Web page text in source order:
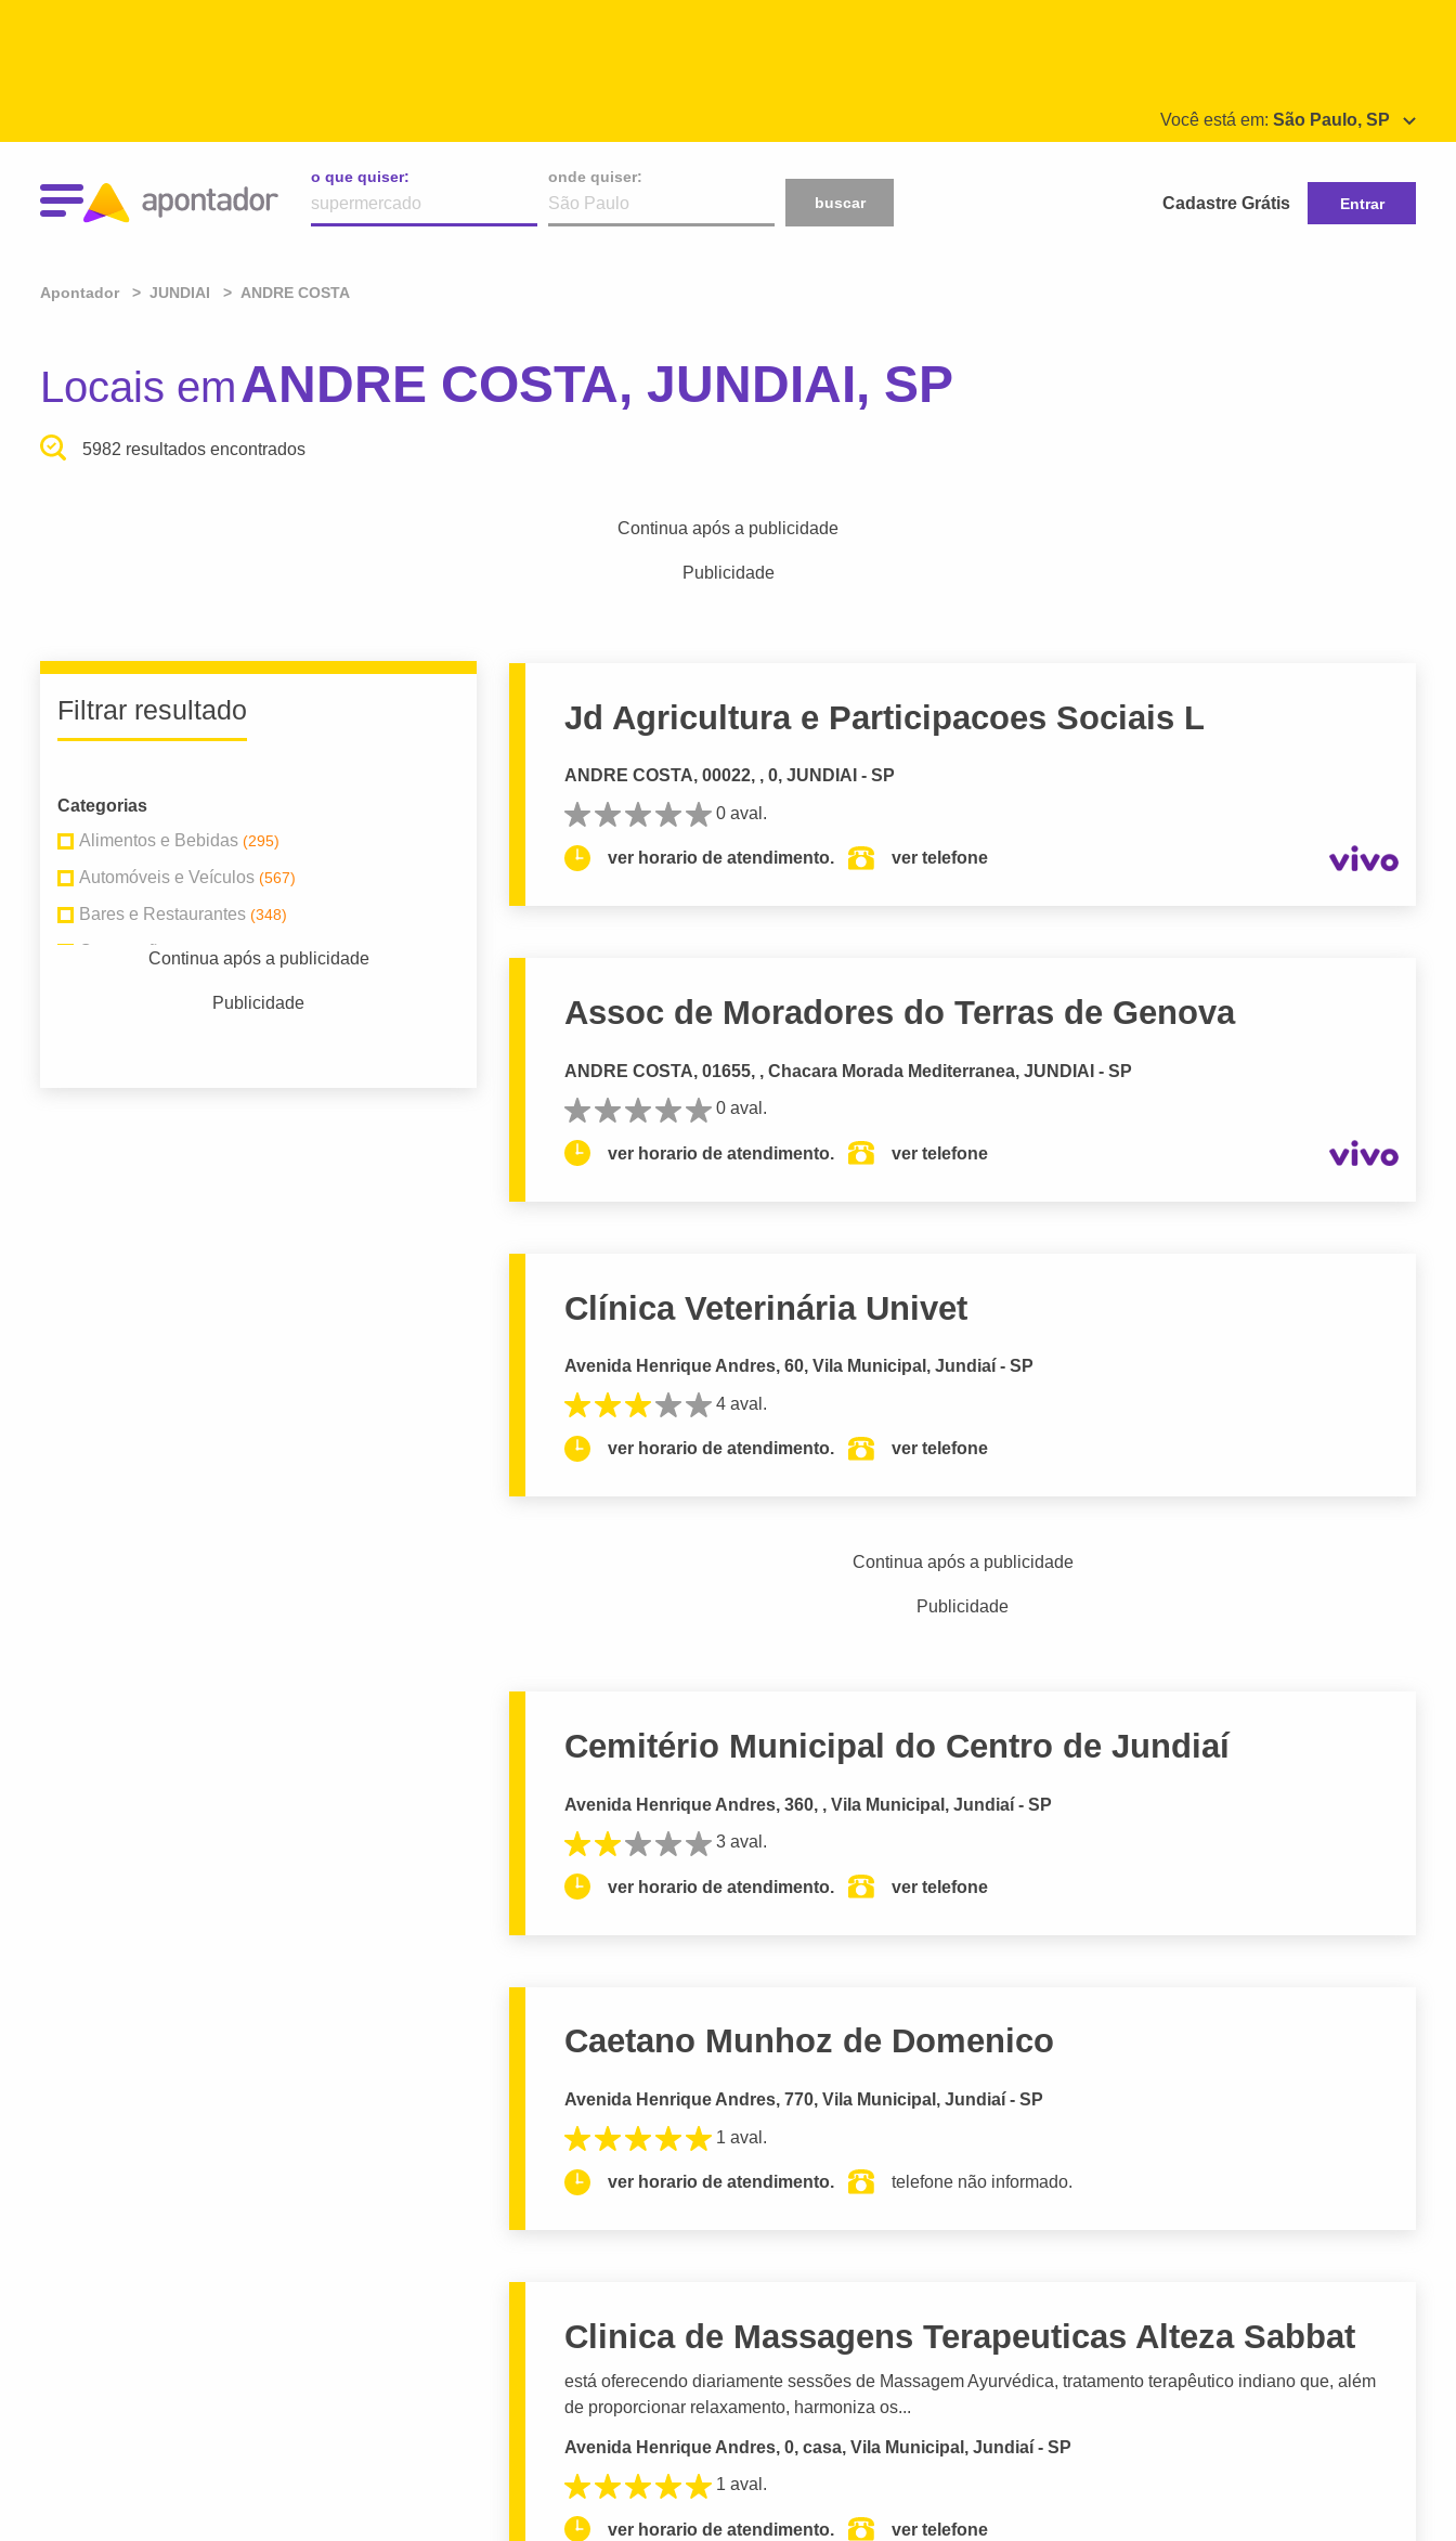
Você está em: São Paulo, SP
o que quiser:
onde quiser:
buscar
Cadastre Grátis Entrar
Apontador JUNDIAI ANDRE COSTA
Locais emANDRE COSTA, JUNDIAI, SP
5982 resultados encontrados
Continua após a publicidade
Publicidade
Filtrar resultado
Categorias
Alimentos e Bebidas (295)
Automóveis e Veículos (567)
Bares e Restaurantes (348)
Construção(387)
Continua após a publicidade
Publicidade
Jd Agricultura e Participacoes Sociais L
ANDRE COSTA, 00022, , 0, JUNDIAI - SP
0 aval.
ver horario de atendimento. ver telefone
Assoc de Moradores do Terras de Genova
ANDRE COSTA, 01655, , Chacara Morada Mediterranea, JUNDIAI - SP
0 aval.
ver horario de atendimento. ver telefone
Clínica Veterinária Univet
Avenida Henrique Andres, 60, Vila Municipal, Jundiaí - SP
4 aval.
ver horario de atendimento. ver telefone
Continua após a publicidade
Publicidade
Cemitério Municipal do Centro de Jundiaí
Avenida Henrique Andres, 360, , Vila Municipal, Jundiaí - SP
3 aval.
ver horario de atendimento. ver telefone
Caetano Munhoz de Domenico
Avenida Henrique Andres, 770, Vila Municipal, Jundiaí - SP
1 aval.
ver horario de atendimento. telefone não informado.
Clinica de Massagens Terapeuticas Alteza Sabbat
está oferecendo diariamente sessões de Massagem Ayurvédica, tratamento terapêutico indiano que, além
de proporcionar relaxamento, harmoniza os...
Avenida Henrique Andres, 0, casa, Vila Municipal, Jundiaí - SP
1 aval.
ver horario de atendimento. ver telefone